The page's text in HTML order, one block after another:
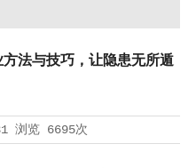
法与技巧，让隐患无所遁
浏览 6695次